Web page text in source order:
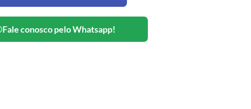
Fale conosco pelo Whatsapp!